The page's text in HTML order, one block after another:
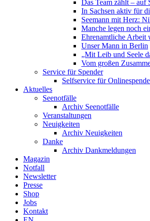
Das Team zählt – auf
In Sachsen aktiv für
Seemann mit Herz:
Manche legen noch
Ehrenamtliche Arbeit
Unser Mann in Berlin
„Mit Leib und Seele
Vom großen
Service für Spender
Selfservice für
Aktuelles
Seenotfälle
Archiv Seenotfälle
Veranstaltungen
Neuigkeiten
Archiv Neuigkeiten
Danke
Archiv Dankmeldungen
Magazin
Notfall
Newsletter
Presse
Shop
Jobs
Kontakt